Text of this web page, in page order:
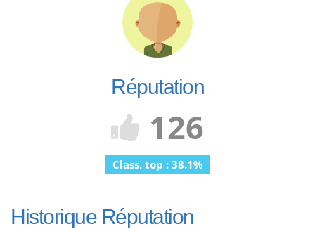
Réputation
126
Class. top : 38.1%
Historique Réputation